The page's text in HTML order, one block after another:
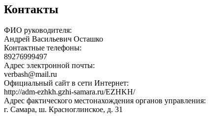
Контакты
ФИО руководителя:
Андрей Васильевич Осташко
Контактные телефоны:
89276999497
Адрес электронной почты:
verbash@mail.ru
Официальный сайт в сети Интернет:
http://adm-ezhkh.gzhi-samara.ru/EZHKH/
Адрес фактического местонахождения органов управления:
г. Самара, ш. Красноглинское, д. 31